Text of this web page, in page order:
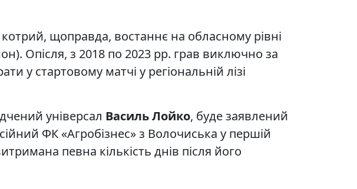
котрий, щоправда, востаннє на обласному рівні
Опісля, з 2018 по 2023 рр. грав виключно за
у стартовому матчі у регіональній лізі
універсал Василь Лойко, буде заявлений
ФК «Агробізнес» з Волочиська у першій
певна кількість днів після його